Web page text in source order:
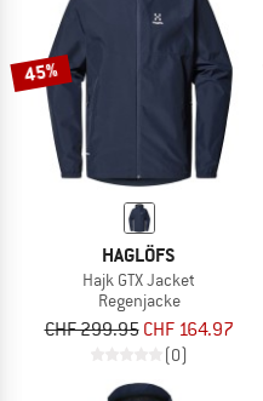
45%
HAGLÖFS
Hajk GTX Jacket
Regenjacke
CHF 299.95 CHF 164.97
(0)